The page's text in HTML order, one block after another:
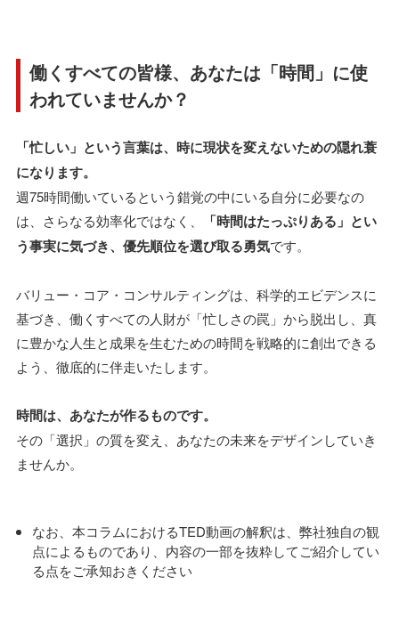
働くすべての皆様、あなたは「時間」に使
われていませんか？
「忙しい」という言葉は、時に現状を変えないための隠れ蓑
になります。
週75時間働いているという錯覚の中にいる自分に必要なの
は、さらなる効率化ではなく、
「時間はたっぷりある」とい
う事実に気づき、優先順位を選び取る勇気です。
バリュー・コア・コンサルティングは、科学的エビデンスに
基づき、働くすべての人財が「忙しさの罠」から脱出し、真
に豊かな人生と成果を生むための時間を戦略的に創出できる
よう、徹底的に伴走いたします。
時間は、あなたが作るものです。
その「選択」の質を変え、あなたの未来をデザインしていき
ませんか。
なお、本コラムにおけるTED動画の解釈は、弊社独自の観
点によるものであり、内容の一部を抜粋してご紹介してい
る点をご承知おきください